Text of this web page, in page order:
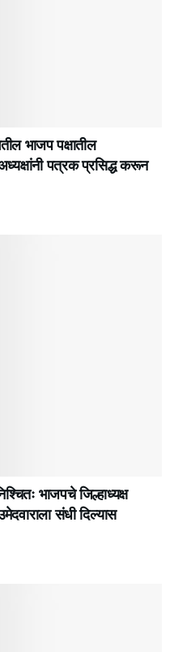
भाजप पक्षातील
पत्रक प्रसिद्ध करून
भाजपचे जिल्हाध्यक्ष
संधी दिल्यास